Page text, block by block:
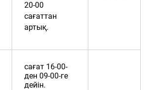
20-00
сағаттан
артық.
сағат 16-00-
ден 09-00-ге
дейін.